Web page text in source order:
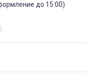
до 15:00)